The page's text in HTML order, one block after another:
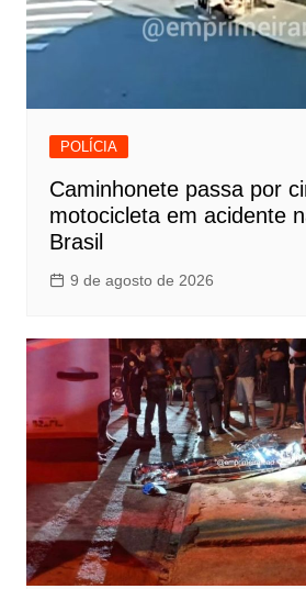
POLÍCIA
Caminhonete passa por
motocicleta em acidente
Brasil
9 de agosto de 2026